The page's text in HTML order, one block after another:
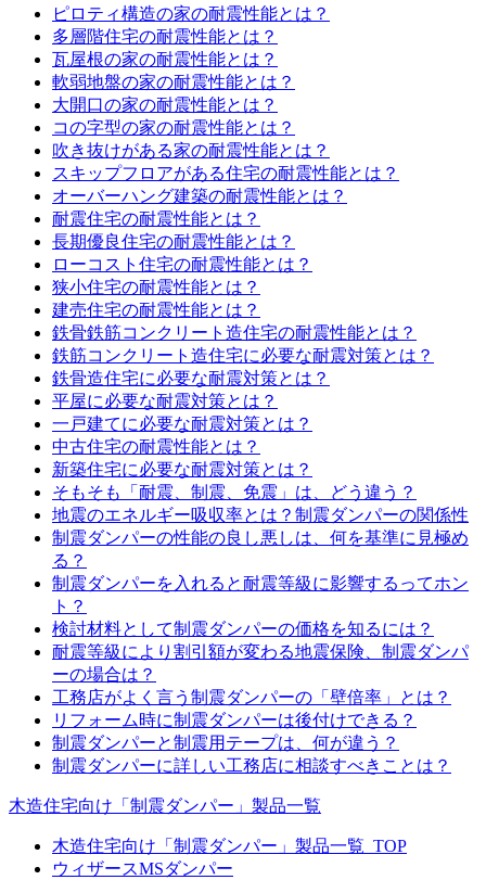
ピロティ構造の家の耐震性能とは？
多層階住宅の耐震性能とは？
瓦屋根の家の耐震性能とは？
軟弱地盤の家の耐震性能とは？
大開口の家の耐震性能とは？
コの字型の家の耐震性能とは？
吹き抜けがある家の耐震性能とは？
スキップフロアがある住宅の耐震性能とは？
オーバーハング建築の耐震性能とは？
耐震住宅の耐震性能とは？
長期優良住宅の耐震性能とは？
ローコスト住宅の耐震性能とは？
狭小住宅の耐震性能とは？
建売住宅の耐震性能とは？
鉄骨鉄筋コンクリート造住宅の耐震性能とは？
鉄筋コンクリート造住宅に必要な耐震対策とは？
鉄骨造住宅に必要な耐震対策とは？
平屋に必要な耐震対策とは？
一戸建てに必要な耐震対策とは？
中古住宅の耐震性能とは？
新築住宅に必要な耐震対策とは？
そもそも「耐震、制震、免震」は、どう違う？
地震のエネルギー吸収率とは？制震ダンパーの関係性
制震ダンパーの性能の良し悪しは、何を基準に見極め
る？
制震ダンパーを入れると耐震等級に影響するってホン
ト？
検討材料として制震ダンパーの価格を知るには？
耐震等級により割引額が変わる地震保険、制震ダンパ
ーの場合は？
工務店がよく言う制震ダンパーの「壁倍率」とは？
リフォーム時に制震ダンパーは後付けできる？
制震ダンパーと制震用テープは、何が違う？
制震ダンパーに詳しい工務店に相談すべきことは？
木造住宅向け「制震ダンパー」製品一覧
木造住宅向け「制震ダンパー」製品一覧_TOP
ウィザースMSダンパー